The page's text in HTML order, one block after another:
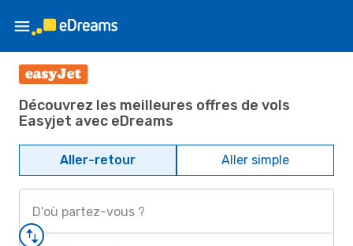
Découvrez les meilleures offres de vols
Easyjet avec eDreams
Aller-retour Aller simple
D'où partez-vous ?